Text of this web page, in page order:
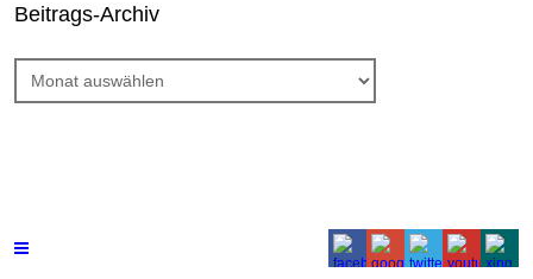
Beitrags-Archiv
Beitrags-
Archiv